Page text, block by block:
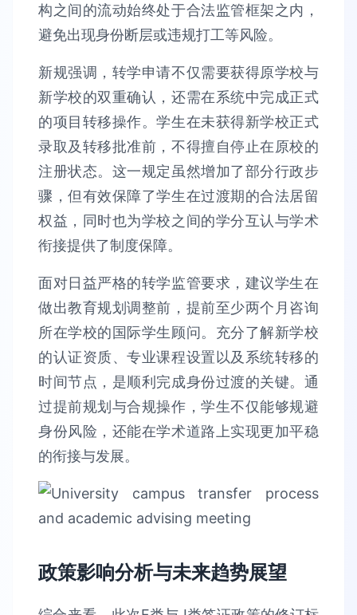
构之间的流动始终处于合法监管框架之内，
避免出现身份断层或违规打工等风险。
新规强调，转学申请不仅需要获得原学校与
新学校的双重确认，还需在系统中完成正式
的项目转移操作。学生在未获得新学校正式
录取及转移批准前，不得擅自停止在原校的
注册状态。这一规定虽然增加了部分行政步
骤，但有效保障了学生在过渡期的合法居留
权益，同时也为学校之间的学分互认与学术
衔接提供了制度保障。
面对日益严格的转学监管要求，建议学生在
做出教育规划调整前，提前至少两个月咨询
所在学校的国际学生顾问。充分了解新学校
的认证资质、专业课程设置以及系统转移的
时间节点，是顺利完成身份过渡的关键。通
过提前规划与合规操作，学生不仅能够规避
身份风险，还能在学术道路上实现更加平稳
的衔接与发展。
政策影响分析与未来趋势展望